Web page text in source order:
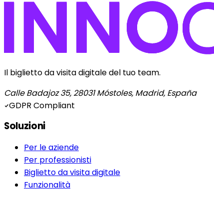
Il biglietto da visita digitale del tuo team.
Calle Badajoz 35, 28031 Móstoles, Madrid, España
GDPR Compliant
Soluzioni
Per le aziende
Per professionisti
Biglietto da visita digitale
Funzionalità